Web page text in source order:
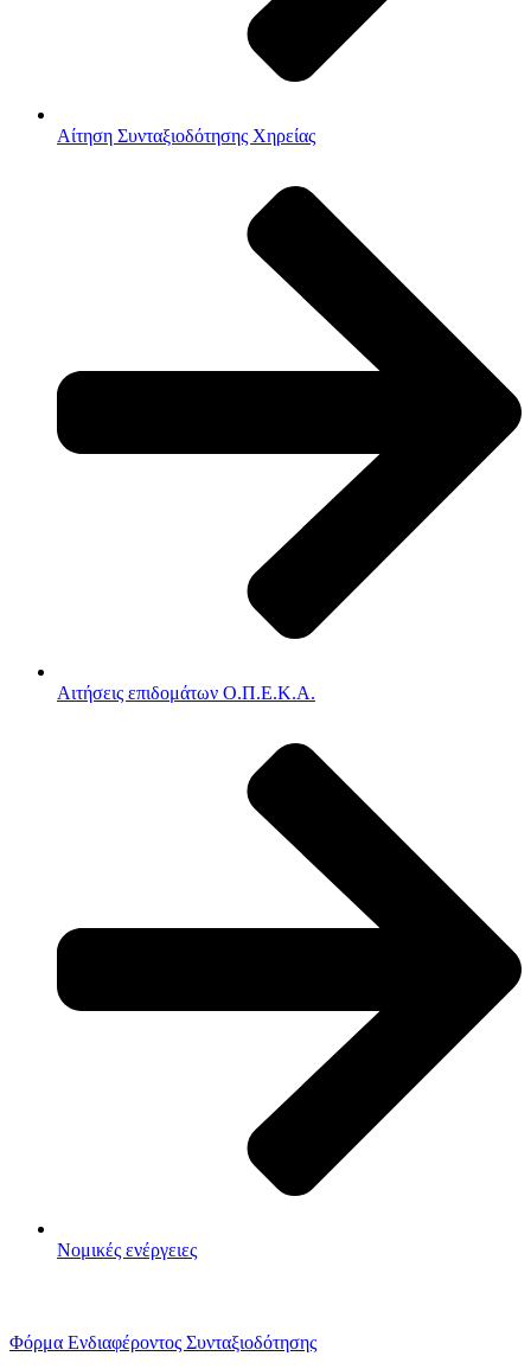
Αίτηση Συνταξιοδότησης Χηρείας
Αιτήσεις επιδομάτων Ο.Π.Ε.Κ.Α.
Νομικές ενέργειες
Φόρμα Ενδιαφέροντος Συνταξιοδότησης